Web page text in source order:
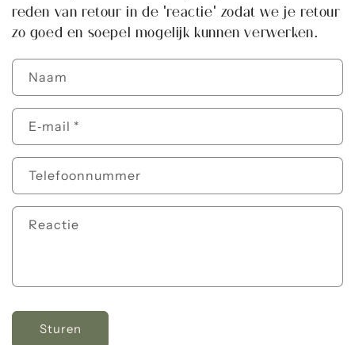
reden van retour in de 'reactie' zodat we je retour
zo goed en soepel mogelijk kunnen verwerken.
Naam
E‑mail *
Telefoonnummer
Reactie
Sturen